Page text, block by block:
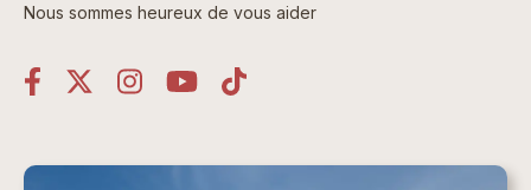
Nous sommes heureux de vous aider